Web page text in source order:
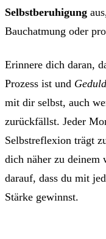
Selbstberuhigung
Bauchatmung oder
Erinnere dich daran,
Prozess ist und Geduld
mit dir selbst, auch
zurückfällst. Jeder
Selbstreflexion trägt
dich näher zu deinem
darauf, dass du mit
Stärke gewinnst.